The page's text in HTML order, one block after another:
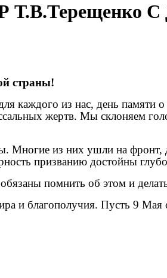
Т.В.Терещенко
страны!
из нас, день памяти о
жертв. Мы склоняем
из них ушли на фронт,
призванию достойны
помнить об этом и
и благополучия. Пусть 9 Мая